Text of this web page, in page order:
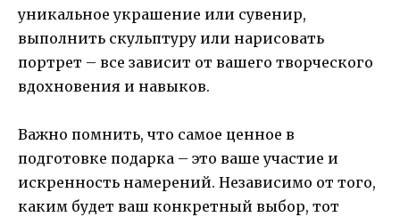
уникальное украшение или сувенир,
выполнить скульптуру или нарисовать
портрет – все зависит от вашего творческого
вдохновения и навыков.
Важно помнить, что самое ценное в
подготовке подарка – это ваше участие и
искренность намерений. Независимо от того,
каким будет ваш конкретный выбор, тот